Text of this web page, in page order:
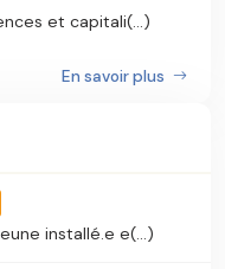
et capitali(...)
En savoir plus
installé.e e(...)